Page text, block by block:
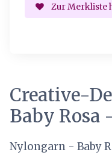
Zur Merkliste
Creative-
Baby Rosa
Nylongarn - Baby